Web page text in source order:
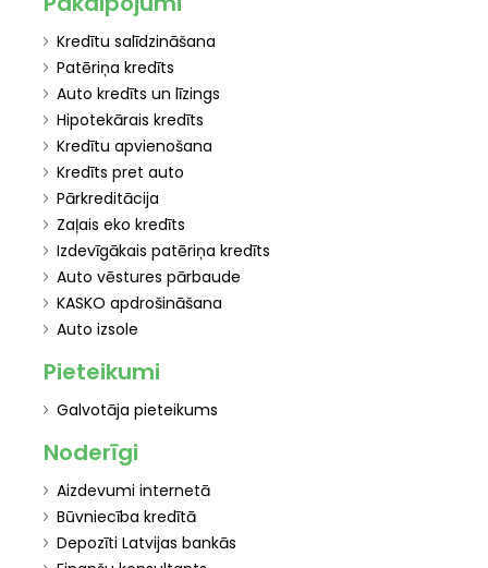
Kredītu salīdzināšana
Patēriņa kredīts
Auto kredīts un līzings
Hipotekārais kredīts
Kredītu apvienošana
Kredīts pret auto
Pārkreditācija
Zaļais eko kredīts
Izdevīgākais patēriņa kredīts
Auto vēstures pārbaude
KASKO apdrošināšana
Auto izsole
Pieteikumi
Galvotāja pieteikums
Noderīgi
Aizdevumi internetā
Būvniecība kredītā
Depozīti Latvijas bankās